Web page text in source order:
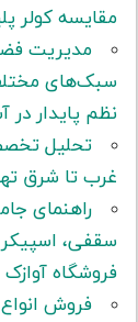
مقایسه کولر
مدیریت
سبک‌های
نظم پایدار در
تحلیل
غرب تا شرق
راهنمای
سقفی، اسپیکر
فروشگاه آوازک
فروش